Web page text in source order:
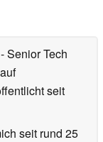
- Senior Tech
seit
seit rund 25